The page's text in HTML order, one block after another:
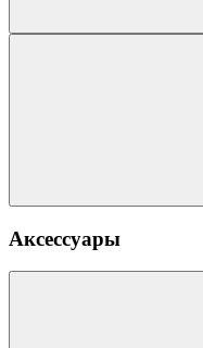
Аксессуары